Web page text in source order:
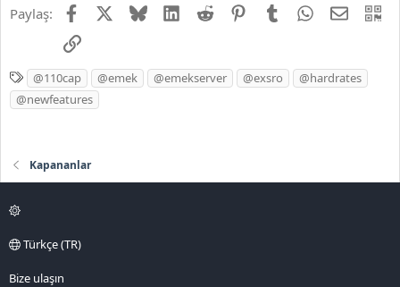
Paylaş: Facebook BlueskyLinkedIn
Reddit PinterestTumblr WhatsApp
E-posta
Link
E
t
i
l
@110cap @emek @emekserver @exsro
@hardrates
@newfeatures
Kapananlar
Türkçe (TR)
Bize ulaşın